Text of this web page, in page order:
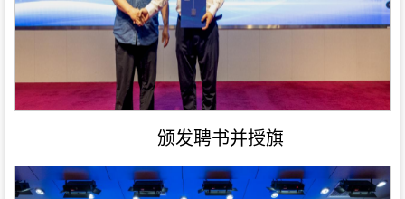
颁发聘书并授旗